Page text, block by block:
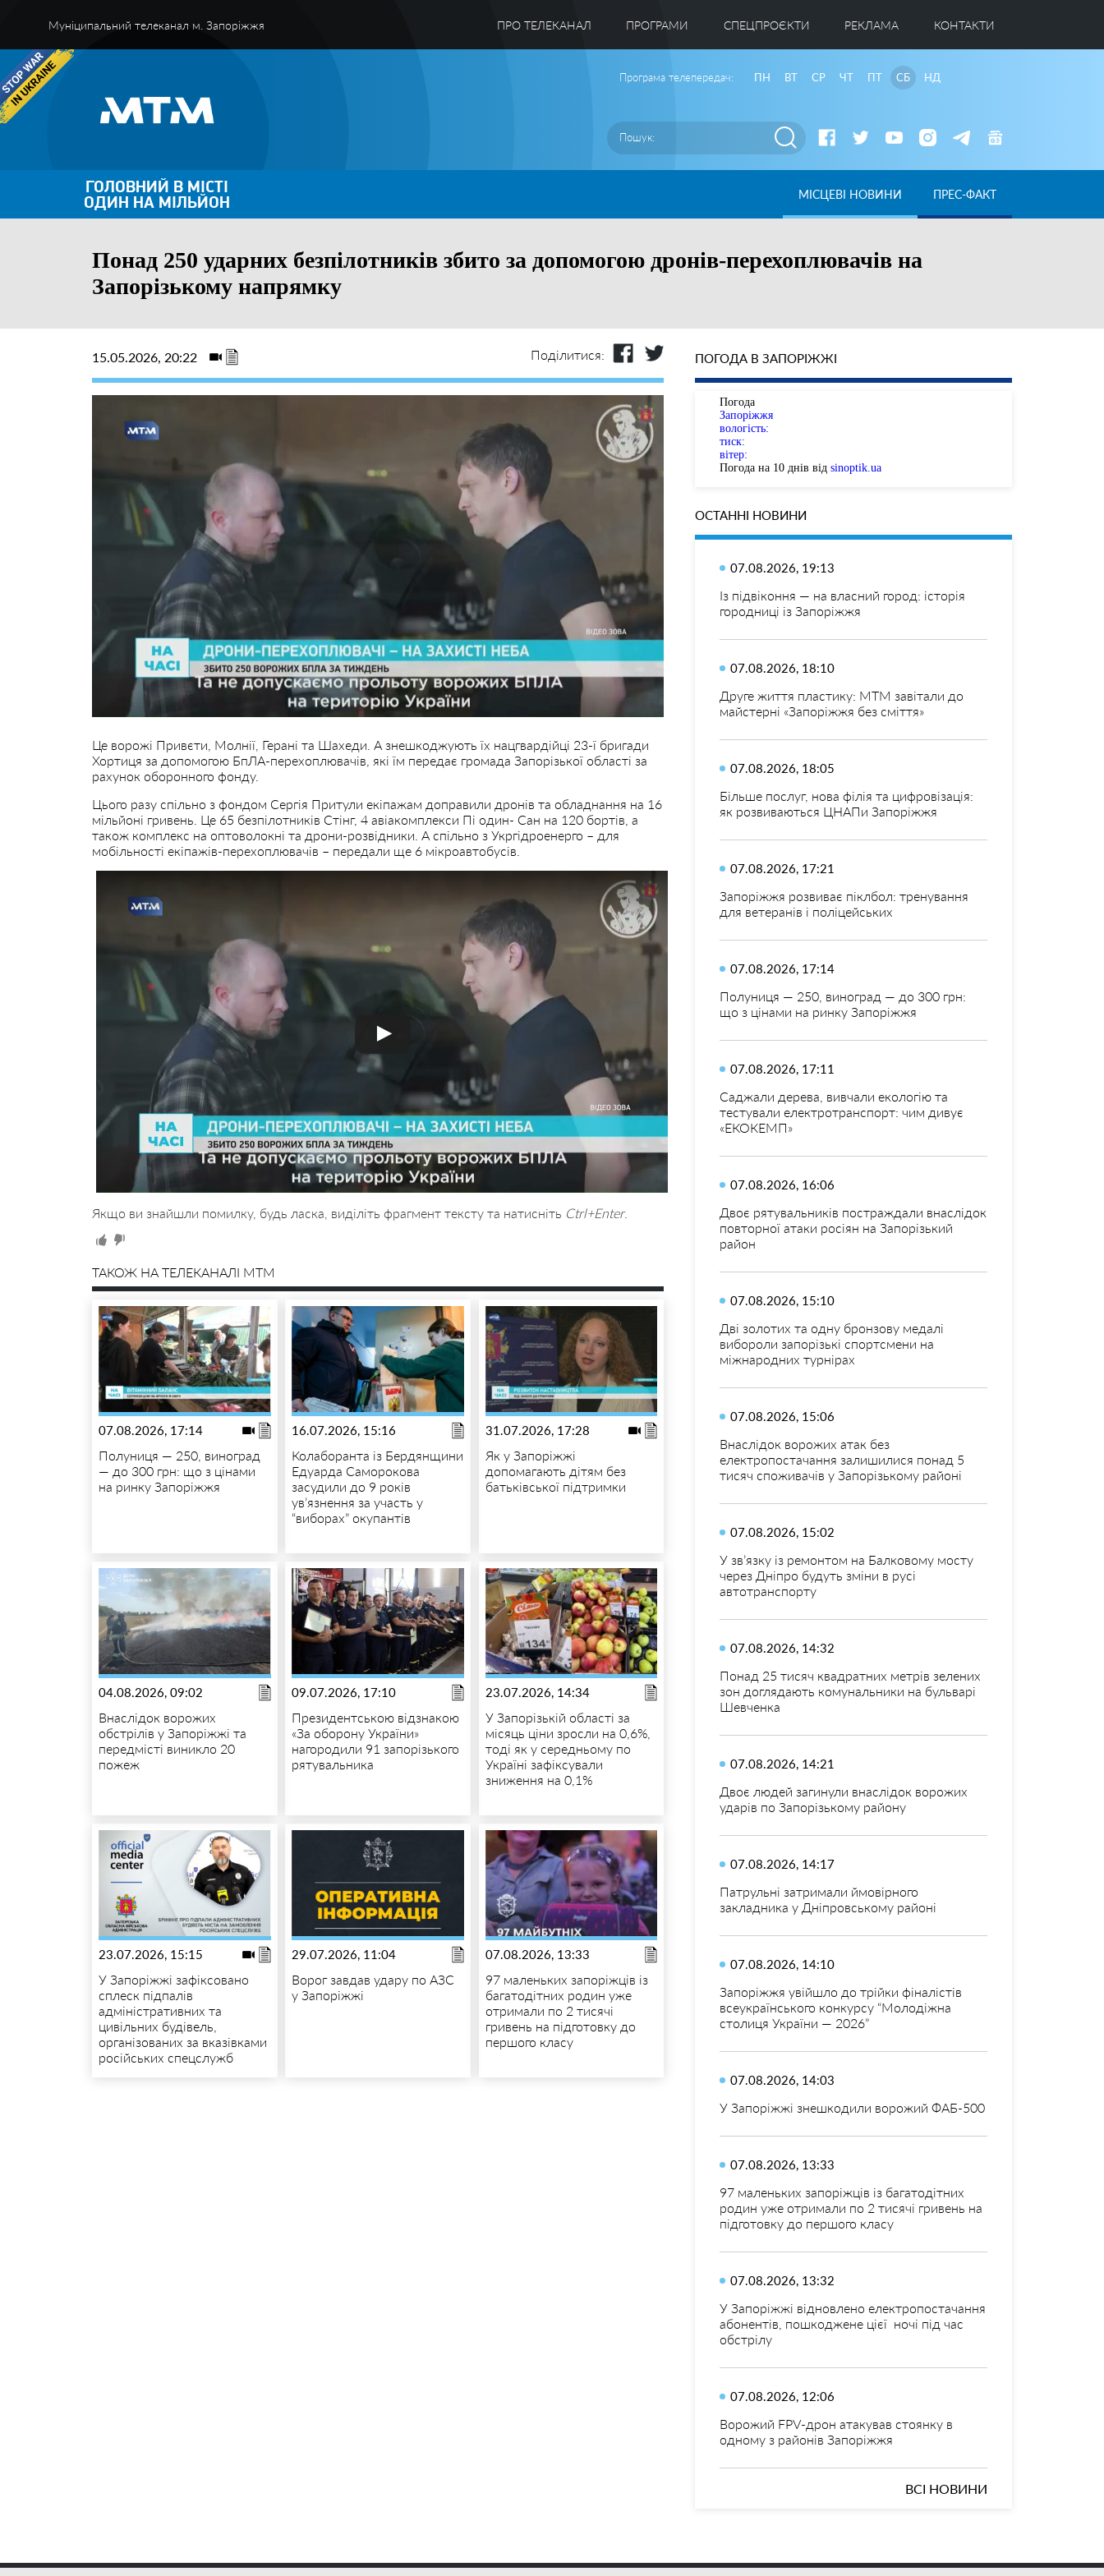
Муніципальний телеканал м. Запоріжжя ПРО ТЕЛЕКАНАЛ ПРОГРАМИ CПЕЦПРОЄКТИ РЕКЛАМА КОНТАКТИ
Програма телепередач: ПН ВТ СР ЧТ ПТ СБ НД
ГОЛОВНИЙ В МІСТІ
ОДИН НА МІЛЬЙОН МІСЦЕВІ НОВИНИ ПРЕС-ФАКТ
Понад 250 ударних безпілотників збито за допомогою дронів-перехоплювачів на
Запорізькому напрямку
15.05.2026, 20:22 Поділитися:
Це ворожі Привєти, Молнії, Герані та Шахеди. А знешкоджують їх нацгвардійці 23-ї бригади
Хортиця за допомогою БпЛА-перехоплювачів, які їм передає громада Запорізької області за
рахунок оборонного фонду.
Цього разу спільно з фондом Сергія Притули екіпажам доправили дронів та обладнання на 16
мільйоні гривень. Це 65 безпілотників Стінг, 4 авіакомплекси Пі один- Сан на 120 бортів, а
також комплекс на оптоволокні та дрони-розвідники. А спільно з Укргідроенерго – для
мобільності екіпажів-перехоплювачів – передали ще 6 мікроавтобусів.
Якщо ви знайшли помилку, будь ласка, виділіть фрагмент тексту та натисніть Ctrl+Enter.
ТАКОЖ НА ТЕЛЕКАНАЛІ MTM
07.08.2026, 17:14
Полуниця — 250, виноград
— до 300 грн: що з цінами
на ринку Запоріжжя
16.07.2026, 15:16
Колаборанта із Бердянщини
Едуарда Саморокова
засудили до 9 років
ув’язнення за участь у
“виборах” окупантів
31.07.2026, 17:28
Як у Запоріжжі
допомагають дітям без
батьківської підтримки
04.08.2026, 09:02
Внаслідок ворожих
обстрілів у Запоріжжі та
передмісті виникло 20
пожеж
09.07.2026, 17:10
Президентською відзнакою
«За оборону України»
нагородили 91 запорізького
рятувальника
23.07.2026, 14:34
У Запорізькій області за
місяць ціни зросли на 0,6%,
тоді як у середньому по
Україні зафіксували
зниження на 0,1%
23.07.2026, 15:15
У Запоріжжі зафіксовано
сплеск підпалів
адміністративних та
цивільних будівель,
організованих за вказівками
російських спецслужб
29.07.2026, 11:04
Ворог завдав удару по АЗС
у Запоріжжі
07.08.2026, 13:33
97 маленьких запоріжців із
багатодітних родин уже
отримали по 2 тисячі
гривень на підготовку до
першого класу
ПОГОДА В ЗАПОРІЖЖІ
Погода
Запоріжжя
вологість:
тиск:
вітер:
Погода на 10 днів від sinoptik.ua
ОСТАННІ НОВИНИ
07.08.2026, 19:13
Із підвіконня — на власний город: історія
городниці із Запоріжжя
07.08.2026, 18:10
Друге життя пластику: МТМ завітали до
майстерні «Запоріжжя без сміття»
07.08.2026, 18:05
Більше послуг, нова філія та цифровізація:
як розвиваються ЦНАПи Запоріжжя
07.08.2026, 17:21
Запоріжжя розвиває піклбол: тренування
для ветеранів і поліцейських
07.08.2026, 17:14
Полуниця — 250, виноград — до 300 грн:
що з цінами на ринку Запоріжжя
07.08.2026, 17:11
Саджали дерева, вивчали екологію та
тестували електротранспорт: чим дивує
«ЕКОКЕМП»
07.08.2026, 16:06
Двоє рятувальників постраждали внаслідок
повторної атаки росіян на Запорізький
район
07.08.2026, 15:10
Дві золотих та одну бронзову медалі
вибороли запорізькі спортсмени на
міжнародних турнірах
07.08.2026, 15:06
Внаслідок ворожих атак без
електропостачання залишилися понад 5
тисяч споживачів у Запорізькому районі
07.08.2026, 15:02
У зв’язку із ремонтом на Балковому мосту
через Дніпро будуть зміни в русі
автотранспорту
07.08.2026, 14:32
Понад 25 тисяч квадратних метрів зелених
зон доглядають комунальники на бульварі
Шевченка
07.08.2026, 14:21
Двоє людей загинули внаслідок ворожих
ударів по Запорізькому району
07.08.2026, 14:17
Патрульні затримали ймовірного
закладника у Дніпровському районі
07.08.2026, 14:10
Запоріжжя увійшло до трійки фіналістів
всеукраїнського конкурсу “Молодіжна
столиця України — 2026”
07.08.2026, 14:03
У Запоріжжі знешкодили ворожий ФАБ-500
07.08.2026, 13:33
97 маленьких запоріжців із багатодітних
родин уже отримали по 2 тисячі гривень на
підготовку до першого класу
07.08.2026, 13:32
У Запоріжжі відновлено електропостачання
абонентів, пошкоджене цієї ночі під час
обстрілу
07.08.2026, 12:06
Ворожий FPV-дрон атакував стоянку в
одному з районів Запоріжжя
ВСІ НОВИНИ